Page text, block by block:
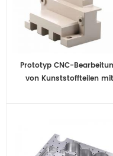
Prototyp CNC-
von Kunststoffteilen mit